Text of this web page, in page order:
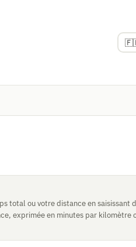
total ou votre distance en saisissant
exprimée en minutes par kilomètre